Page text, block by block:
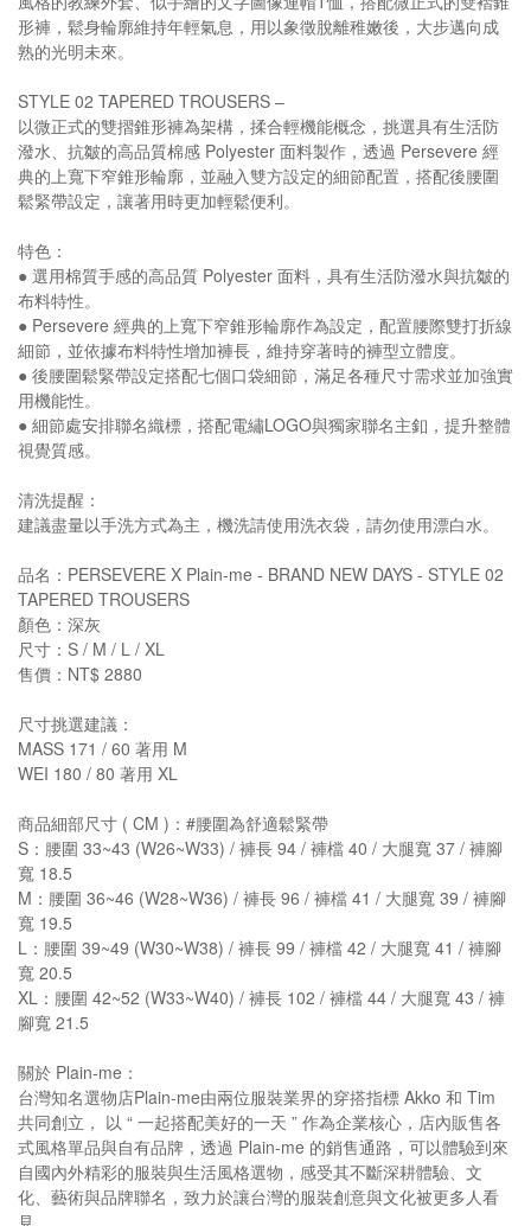
形褲，鬆身輪廓維持年輕氣息，用以象徵脫離稚嫩後，大步邁向成
熟的光明未來。
STYLE 02 TAPERED TROUSERS –
以微正式的雙摺錐形褲為架構，揉合輕機能概念，挑選具有生活防
潑水、抗皺的高品質棉感 Polyester 面料製作，透過 Persevere 經
典的上寬下窄錐形輪廓，並融入雙方設定的細節配置，搭配後腰圍
鬆緊帶設定，讓著用時更加輕鬆便利。
特色：
● 選用棉質手感的高品質 Polyester 面料，具有生活防潑水與抗皺的
布料特性。
● Persevere 經典的上寬下窄錐形輪廓作為設定，配置腰際雙打折線
細節，並依據布料特性增加褲長，維持穿著時的褲型立體度。
● 後腰圍鬆緊帶設定搭配七個口袋細節，滿足各種尺寸需求並加強實
用機能性。
● 細節處安排聯名織標，搭配電繡LOGO與獨家聯名主釦，提升整體
視覺質感。
清洗提醒：
建議盡量以手洗方式為主，機洗請使用洗衣袋，請勿使用漂白水。
品名：PERSEVERE X Plain-me - BRAND NEW DAYS - STYLE 02
TAPERED TROUSERS
顏色：深灰
尺寸：S / M / L / XL
售價：NT$ 2880
尺寸挑選建議：
MASS 171 / 60 著用 M
WEI 180 / 80 著用 XL
商品細部尺寸 ( CM )：#腰圍為舒適鬆緊帶
S：腰圍 33~43 (W26~W33) / 褲長 94 / 褲檔 40 / 大腿寬 37 / 褲腳
寬 18.5
M：腰圍 36~46 (W28~W36) / 褲長 96 / 褲檔 41 / 大腿寬 39 / 褲腳
寬 19.5
L：腰圍 39~49 (W30~W38) / 褲長 99 / 褲檔 42 / 大腿寬 41 / 褲腳
寬 20.5
XL：腰圍 42~52 (W33~W40) / 褲長 102 / 褲檔 44 / 大腿寬 43 / 褲
腳寬 21.5
關於 Plain-me：
台灣知名選物店Plain-me由兩位服裝業界的穿搭指標 Akko 和 Tim
共同創立， 以 “ 一起搭配美好的一天 ” 作為企業核心，店內販售各
式風格單品與自有品牌，透過 Plain-me 的銷售通路，可以體驗到來
自國內外精彩的服裝與生活風格選物，感受其不斷深耕體驗、文
化、藝術與品牌聯名，致力於讓台灣的服裝創意與文化被更多人看
見。